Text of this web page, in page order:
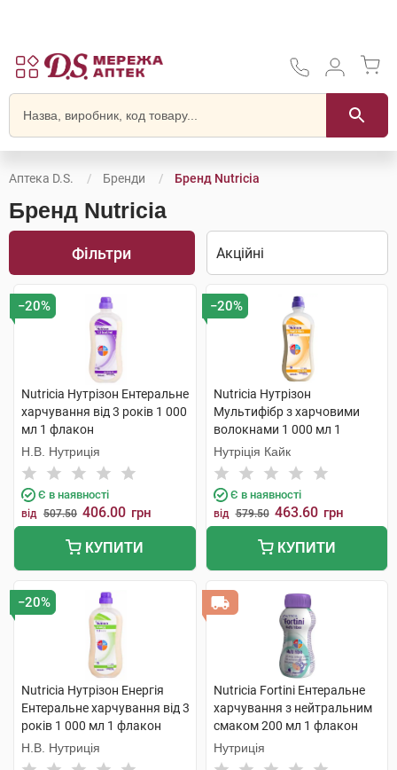
Аптека D.S. Бренди Бренд Nutricia
Бренд Nutricia
Фільтри
−20%
Nutricia Нутрізон Ентеральне
харчування від 3 років 1 000
мл 1 флакон
Н.В. Нутриція
Є в наявності
від 507.50 406.00 грн
КУПИТИ
−20%
Nutricia Нутрізон
Мультифібр з харчовими
волокнами 1 000 мл 1
флакон
Нутріція Кайк
Є в наявності
від 579.50 463.60 грн
КУПИТИ
−20%
Nutricia Нутрізон Енергія
Ентеральне харчування від 3
років 1 000 мл 1 флакон
Н.В. Нутриція
Nutricia Fortini Ентеральне
харчування з нейтральним
смаком 200 мл 1 флакон
Нутриція